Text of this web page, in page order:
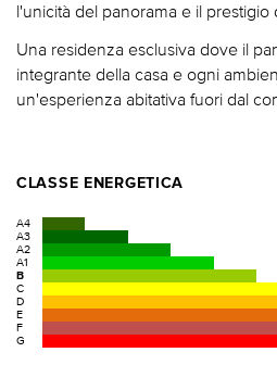
l'unicità del panorama e il prestigio
Una residenza esclusiva dove il
integrante della casa e ogni
un'esperienza abitativa fuori dal
CLASSE ENERGETICA
A4
A3
A2
A1
B
C
D
E
F
G